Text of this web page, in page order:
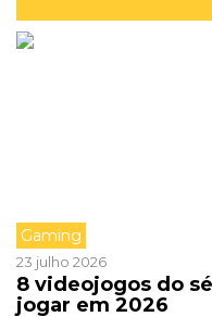
Gaming
23 julho 2026
8 videojogos do
jogar em 2026